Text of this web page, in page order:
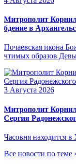
Митрополит
бдение в
Почаевская икона
чтимых образов
3 Августа 2026
Митрополит
Сергия
Часовня находится
Все новости по